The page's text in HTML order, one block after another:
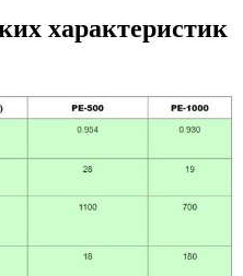
характеристик